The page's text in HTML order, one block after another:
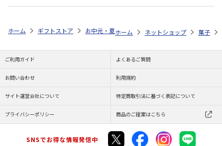
ホーム ギフトストア お中元・夏ギフト特集 2026 ゆうゆうギフト
ホーム ネットショップ 菓子
ご利用ガイド よくあるご質問
お問い合わせ 利用規約
サイト運営会社について 特定商取引法に基づく表記について
プライバシーポリシー 商品のご提案はこちら
SNSでお得な情報発信中